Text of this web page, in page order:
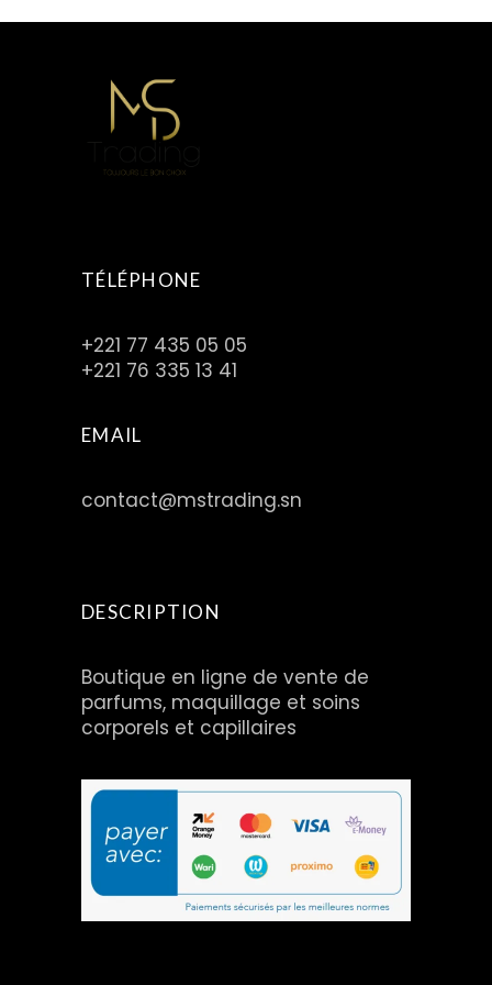
TÉLÉPHONE
+221 77 435 05 05
+221 76 335 13 41
EMAIL
contact@mstrading.sn
DESCRIPTION
Boutique en ligne de vente de
parfums, maquillage et soins
corporels et capillaires